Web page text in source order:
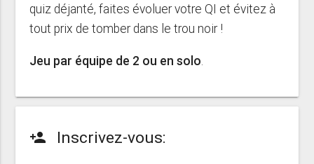
quiz déjanté, faites évoluer votre QI et évitez à
tout prix de tomber dans le trou noir !
Jeu par équipe de 2 ou en solo.
person_add Inscrivez-vous: